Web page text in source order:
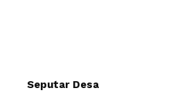
Seputar Desa